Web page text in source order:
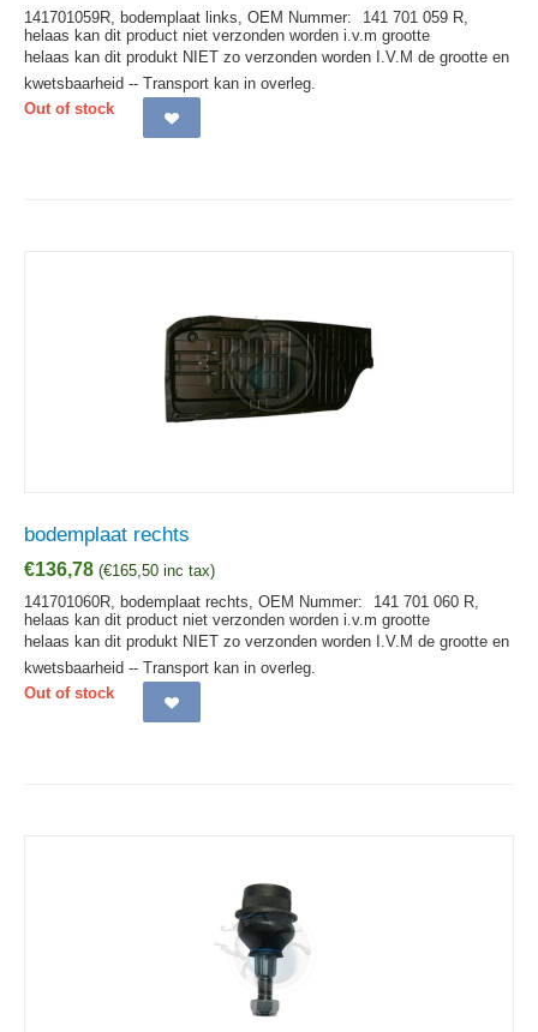
141701059R, bodemplaat links, OEM Nummer:
141 701 059 R,
helaas kan dit product niet verzonden worden i.v.m grootte
helaas kan dit produkt NIET zo verzonden worden I.V.M de grootte en
kwetsbaarheid -- Transport kan in overleg.
Out of stock
bodemplaat rechts
€136,78 (€165,50 inc tax)
141701060R, bodemplaat rechts, OEM Nummer:
141 701 060 R,
helaas kan dit product niet verzonden worden i.v.m grootte
helaas kan dit produkt NIET zo verzonden worden I.V.M de grootte en
kwetsbaarheid -- Transport kan in overleg.
Out of stock